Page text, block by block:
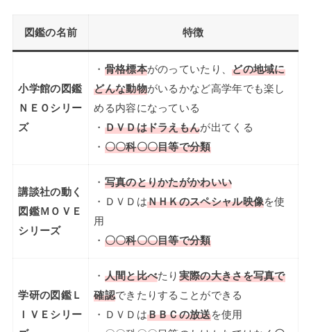
図鑑の名前 特徴
小学館の図鑑
ＮＥＯシリー
ズ
・ 骨格標本がのっていたり、どの地域に
どんな動物がいるかなど高学年でも楽し
める内容になっている
・ ＤＶＤはドラえもんが出てくる
・ 〇〇科〇〇目等で分類
講談社の動く
図鑑ＭＯＶＥ
シリーズ
・ 写真のとりかたがかわいい
・ＤＶＤはＮＨＫのスペシャル映像を使
用
・ 〇〇科〇〇目等で分類
学研の図鑑Ｌ
ＩＶＥシリー
・ 人間と比べたり 実際の大きさを写真で
確認できたりすることができる
・ＤＶＤはＢＢＣの放送を使用